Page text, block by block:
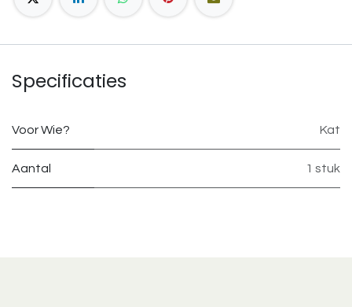
Specificaties
Voor Wie? Kat
Aantal 1 stuk